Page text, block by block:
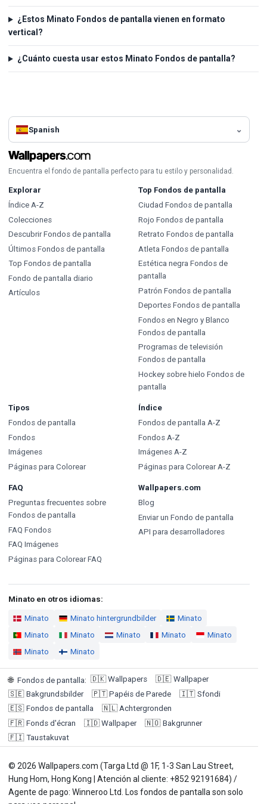
¿Estos Minato Fondos de pantalla vienen en formato
vertical?
¿Cuánto cuesta usar estos Minato Fondos de pantalla?
Spanish
Encuentra el fondo de pantalla perfecto para tu estilo y personalidad.
Explorar
Índice A-Z
Colecciones
Descubrir Fondos de pantalla
Últimos Fondos de pantalla
Top Fondos de pantalla
Fondo de pantalla diario
Artículos
Top Fondos de pantalla
Ciudad Fondos de pantalla
Rojo Fondos de pantalla
Retrato Fondos de pantalla
Atleta Fondos de pantalla
Estética negra Fondos de
pantalla
Patrón Fondos de pantalla
Deportes Fondos de pantalla
Fondos en Negro y Blanco
Fondos de pantalla
Programas de televisión
Fondos de pantalla
Hockey sobre hielo Fondos de
pantalla
Tipos
Fondos de pantalla
Fondos
Imágenes
Páginas para Colorear
Índice
Fondos de pantalla A-Z
Fondos A-Z
Imágenes A-Z
Páginas para Colorear A-Z
FAQ
Preguntas frecuentes sobre
Fondos de pantalla
FAQ Fondos
FAQ Imágenes
Páginas para Colorear FAQ
Wallpapers.com
Blog
Enviar un Fondo de pantalla
API para desarrolladores
Minato en otros idiomas:
Minato Minato hintergrundbilder
Minato
Minato
Minato Minato Minato
Minato
Minato
Minato
🌐 Fondos de pantalla: 🇩🇰 Wallpapers 🇩🇪 Wallpaper
🇸🇪 Bakgrundsbilder 🇵🇹 Papéis de Parede 🇮🇹 Sfondi
🇪🇸 Fondos de pantalla 🇳🇱 Achtergronden
🇫🇷 Fonds d'écran 🇮🇩 Wallpaper 🇳🇴 Bakgrunner
🇫🇮 Taustakuvat
© 2026 Wallpapers.com (Targa Ltd @ 1F, 1-3 San Lau Street,
Hung Hom, Hong Kong | Atención al cliente: +852 92191684) /
Agente de pago: Winneroo Ltd. Los fondos de pantalla son solo